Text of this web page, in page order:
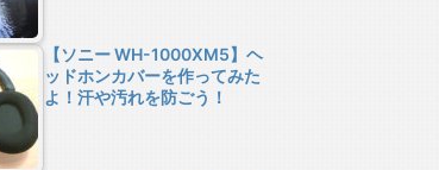
【ソニー WH-1000XM5】ヘ
ッドホンカバーを作ってみた
よ！汗や汚れを防ごう！